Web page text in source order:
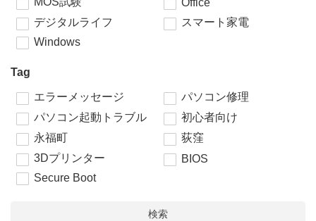
デジタルライフ
スマート家電
Windows
Tag
エラーメッセージ
パソコン修理
パソコン起動トラブル
初心者向け
永福町
荻窪
3Dプリンター
BIOS
Secure Boot
検索